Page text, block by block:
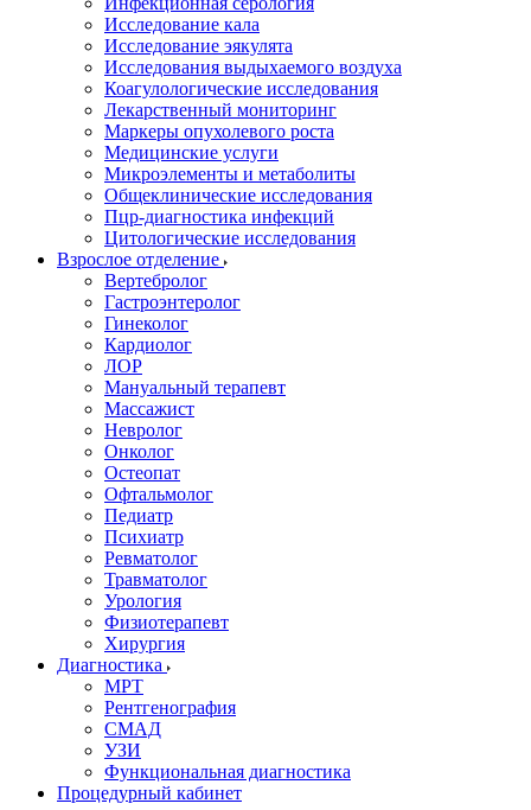
Исследование кала
Исследование эякулята
Исследования выдыхаемого воздуха
Коагулологические исследования
Лекарственный мониторинг
Маркеры опухолевого роста
Медицинские услуги
Микроэлементы и метаболиты
Общеклинические исследования
Пцр-диагностика инфекций
Цитологические исследования
Взрослое отделение
Вертебролог
Гастроэнтеролог
Гинеколог
Кардиолог
ЛОР
Мануальный терапевт
Массажист
Невролог
Онколог
Остеопат
Офтальмолог
Педиатр
Психиатр
Ревматолог
Травматолог
Урология
Физиотерапевт
Хирургия
Диагностика
МРТ
Рентгенография
СМАД
УЗИ
Функциональная диагностика
Процедурный кабинет